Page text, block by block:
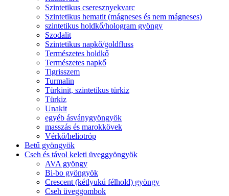
Szintetikus cseresznyekvarc
Szintetikus hematit (mágneses és nem mágneses)
szintetikus holdkő/hologram gyöngy
Szodalit
Szintetikus napkő/goldfluss
Természetes holdkő
Természetes napkő
Tigrisszem
Turmalin
Türkinit, szintetikus türkiz
Türkiz
Unakit
egyéb ásványgyöngyök
masszás és marokkövek
Vérkő/heliotróp
Betű gyöngyök
Cseh és távol keleti üveggyöngyök
AVA gyöngy
Bi-bo gyöngyök
Crescent (kétlyukú félhold) gyöngy
Cseh üveggombok